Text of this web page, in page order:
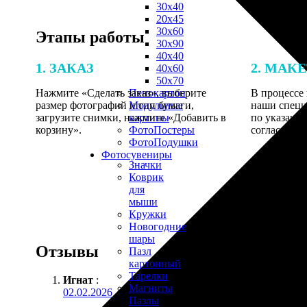
30х40
20х45
30х60
30х90
40х40
40х60
50х70
Пенокартон
Модульные
картины
ФотоПостеры
ФотоПодушки
Фотоcувениры
Значки
Коврик
для
мыши
Кружки
Новогодние
шары
Пазл
картонный
Тарелки
Магниты
Пазлы
Этапы работы
1. ЗАКАЗ
Нажмите «Сделать заказ», выберите
размер фотографий и тип бумаги,
загрузите снимки, нажмите «Добавить в
корзину».
2.
В процессе
наши
по
Отзывы
Игнат :
02.02.2026